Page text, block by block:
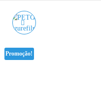
PETG REFILL HYPER
Promoção!